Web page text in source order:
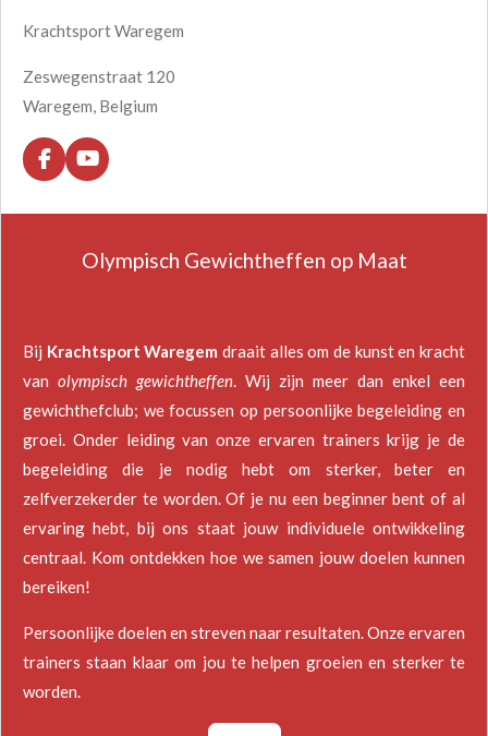
Krachtsport Waregem
Zeswegenstraat 120
Waregem, Belgium
F
a
Y
o
b
Olympisch Gewichtheffen op Maat
Bij Krachtsport Waregem draait alles om de kunst en kracht
van olympisch gewichtheffen. Wij zijn meer dan enkel een
gewichthefclub; we focussen op persoonlijke begeleiding en
groei. Onder leiding van onze ervaren trainers krijg je de
begeleiding die je nodig hebt om sterker, beter en
zelfverzekerder te worden. Of je nu een beginner bent of al
ervaring hebt, bij ons staat jouw individuele ontwikkeling
centraal. Kom ontdekken hoe we samen jouw doelen kunnen
bereiken!
Persoonlijke doelen en streven naar resultaten. Onze ervaren
trainers staan klaar om jou te helpen groeien en sterker te
worden.